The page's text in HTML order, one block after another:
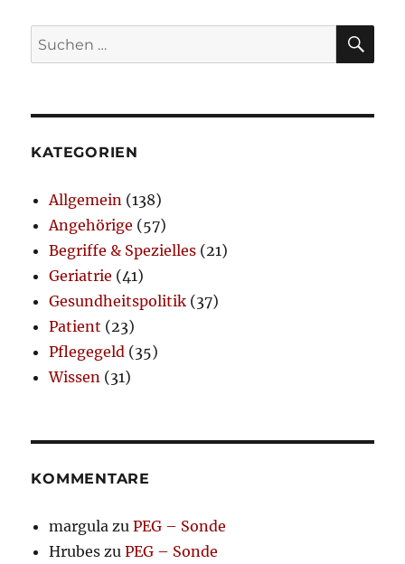
Suchen
nach:
KATEGORIEN
Allgemein (138)
Angehörige (57)
Begriffe & Spezielles (21)
Geriatrie (41)
Gesundheitspolitik (37)
Patient (23)
Pflegegeld (35)
Wissen (31)
KOMMENTARE
margula zuPEG – Sonde
Hrubes zuPEG – Sonde